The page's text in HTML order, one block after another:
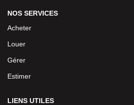
NOS SERVICES
Acheter
Louer
Gérer
Estimer
LIENS UTILES